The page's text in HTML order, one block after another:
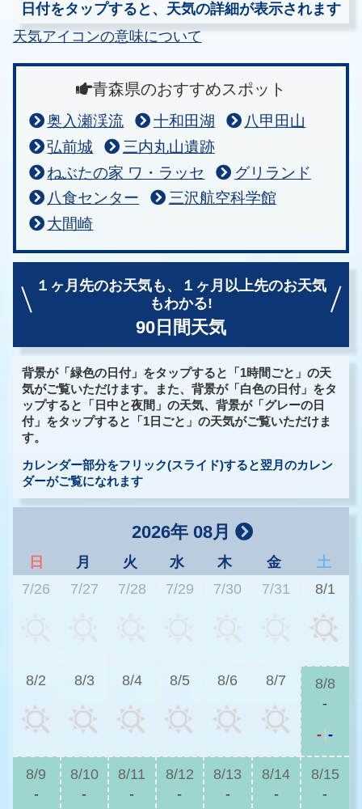
日付をタップすると、天気の詳細が表示されます
天気アイコンの意味について
青森県のおすすめスポット
奥入瀬渓流 十和田湖
八甲田山
弘前城
三内丸山遺跡
ねぶたの家 ワ・ラッセ
グリランド
八食センター
三沢航空科学館
大間崎
１ヶ月先のお天気も、
１ヶ月以上先のお天気
もわかる!
90日間天気
背景が「緑色の日付」をタップすると「1時間ごと」の天
気がご覧いただけます。また、背景が「白色の日付」をタ
ップすると「日中と夜間」の天気、背景が「グレーの日
付」をタップすると「1日ごと」の天気がご覧いただけま
す。
カレンダー部分をフリック(スライド)すると翌月のカレン
ダーがご覧になれます
2026年 08月
日 月 火 水 木 金
土
7/26
7/27 7/28 7/29 7/30 7/31 8/1
8/2 8/3 8/4 8/5 8/6 8/7
8/8
-
- -
8/9
-
8/10
-
8/11
-
8/12
-
8/13
-
8/14
-
8/15
-